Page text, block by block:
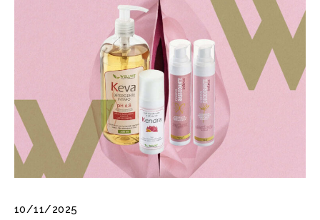
10/11/2025